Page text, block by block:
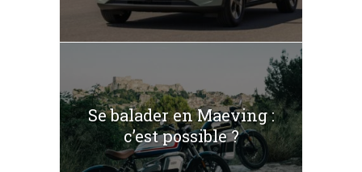
Se balader en Maeving :
c’est possible ?